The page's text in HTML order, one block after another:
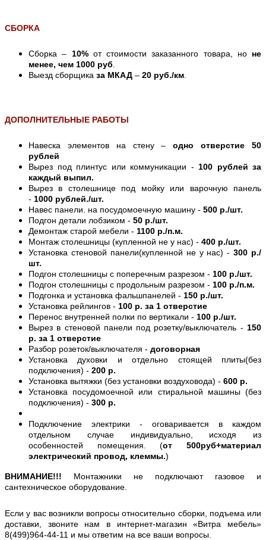
СБОРКА
Сборка – 10%от стоимости заказанного товара, но не
менее, чем 1000 руб
Выезд сборщика за МКАД – 20 руб./км
ДОПОЛНИТЕЛЬНЫЕ РАБОТЫ
Навеска элементов на стену –одно отверстие 50
рублей
Вырез под плинтус или коммуникации - 100 рублей за
каждый выпил.
Вырез в столешнице под мойку или варочную панель
- 1000 рублей./шт.
Навес панели. на посудомоечную машину - 500 р./шт.
Подгон детали лобзиком - 50 р./шт.
Демонтаж старой мебели - 1100 р./п.м.
Монтаж столешницы (купленной не у нас) - 400 р./шт.
Установка стеновой панели(купленной не у нас) -300 р./
шт.
Подгон столешницы с поперечным разрезом - 100 р./шт.
Подгон столешницы с продольным разрезом - 100 р./п.м.
Подгонка и установка фальшпанелей - 150 р./шт.
Установка рейлингов - 100 р. за 1 отверстие
Перенос внутренней полки по вертикали - 100 р./шт.
Вырез в стеновой панели под розетку/выключатель - 150
р. за 1 отверстие
Разбор розеток/выключателя - договорная
Установка духовки и отдельно стоящей плиты(без
подключения) - 200 р.
Установка вытяжки (без установки воздуховода) - 600 р.
Установка посудомоечной или стиральной машины (без
подключения) - 300 р.
Подключение электрики - оговаривается в каждом
отдельном случае индивидуально, исходя из
особенностей помещения. (от 500руб+материал
электрический провод, клеммы.)
ВНИМАНИЕ!!! Монтажники не подключают газовое и
сантехническое оборудование.
Если у вас возникли вопросы относительно сборки, подъема или
доставки, звоните нам в интернет-магазин «Витра мебель»
8(499)964-44-11 и мы ответим на все ваши вопросы.